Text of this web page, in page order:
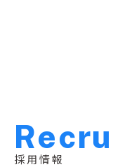
Recru
採用情報